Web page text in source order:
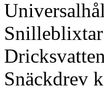
Snilleblixtar
Snäckdrev